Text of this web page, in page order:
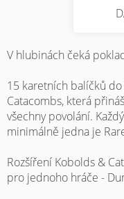
V hlubinách čeká
15 karetních balíčků
Catacombs, která
všechny povolání.
minimálně jedna je
Rozšíření Kobolds &
pro jednoho hráče -